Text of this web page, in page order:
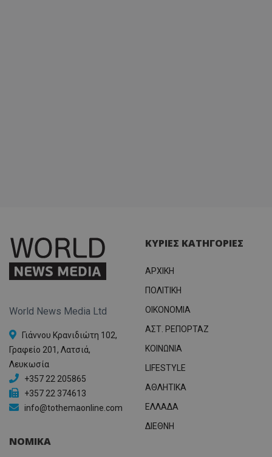
World News Media Ltd
Γιάννου Κρανιδιώτη 102,
Γραφείο 201, Λατσιά,
Λευκωσία
+357 22 205865
+357 22 374613
info@tothemaonline.com
ΚΥΡΙΕΣ ΚΑΤΗΓΟΡΙΕΣ
ΑΡΧΙΚΗ
ΠΟΛΙΤΙΚΗ
OIKONOMIA
ΑΣΤ. ΡΕΠΟΡΤΑΖ
ΚΟΙΝΩΝΙΑ
LIFESTYLE
ΑΘΛΗΤΙΚΑ
ΕΛΛΑΔΑ
ΔΙΕΘΝΗ
ΝΟΜΙΚΑ